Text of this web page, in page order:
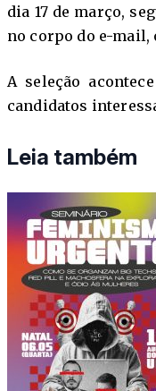
dia 17 de março,
no corpo do e-mail,
A seleção
candidatos
Leia também